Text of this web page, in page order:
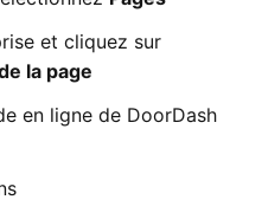
et cliquez sur
la page
en ligne de DoorDash